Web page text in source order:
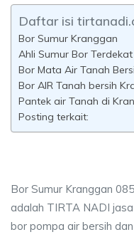
Daftar isi
Bor Sumur Kranggan
Ahli Sumur Bor
Bor Mata Air Tanah
Bor AIR Tanah bersih
Pantek air Tanah di
Posting terkait:
Bor Sumur Kranggan
adalah TIRTA NADI
bor pompa air bersih